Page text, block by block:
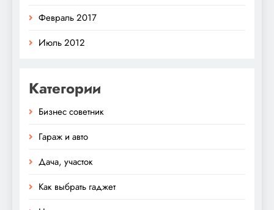
Февраль 2017
Июль 2012
Категории
Бизнес советник
Гараж и авто
Дача, участок
Как выбрать гаджет